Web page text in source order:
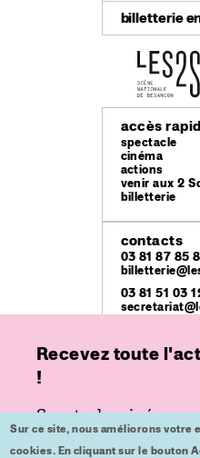
billetterie
accès
spectacle
cinéma
actions
venir aux 2
billetterie
contacts
03 81 87 85
03 81 51 03
lieux
place de
place du
Recevez toute
!
Spectacle, cinéma
inscrivez-vous à
Sur ce site, nous améliorons votre
cookies. En cliquant sur le bouton